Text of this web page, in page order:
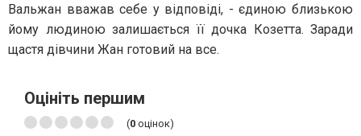
Вальжан вважав себе у відповіді, - єдиною близькою
йому людиною залишається її дочка Козетта. Заради
щастя дівчини Жан готовий на все.
Оцініть першим
(0 оцінок)